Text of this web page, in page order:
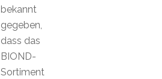
bekannt
gegeben,
dass das
BIOND-
Sortiment